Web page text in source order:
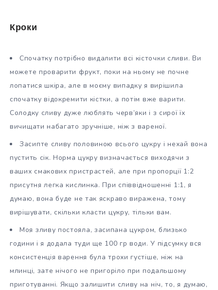
Кроки
Спочатку потрібно видалити всі кісточки сливи. Ви
можете проварити фрукт, поки на ньому не почне
лопатися шкіра, але в моєму випадку я вирішила
спочатку відокремити кістки, а потім вже варити.
Солодку сливу дуже люблять черв’яки і з сирої їх
вичищати набагато зручніше, ніж з вареної.
Засипте сливу половиною всього цукру і нехай вона
пустить сік. Норма цукру визначається виходячи з
ваших смакових пристрастей, але при пропорції 1:2
присутня легка кислинка. При співвідношенні 1:1, я
думаю, вона буде не так яскраво виражена, тому
вирішувати, скільки класти цукру, тільки вам.
Моя зливу постояла, засипана цукром, близько
години і я додала туди ще 100 гр води. У підсумку вся
консистенція варення була трохи густіше, ніж на
млинці, зате нічого не пригоріло при подальшому
приготуванні. Якщо залишити сливу на ніч, то, я думаю,